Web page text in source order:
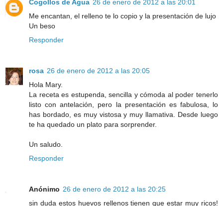
Cogollos de Agua 26 de enero de 2012 a las 20:01
Me encantan, el relleno te lo copio y la presentación de lujo
Un beso
Responder
rosa 26 de enero de 2012 a las 20:05
Hola Mary.
La receta es estupenda, sencilla y cómoda al poder tenerlo
listo con antelación, pero la presentación es fabulosa, lo
has bordado, es muy vistosa y muy llamativa. Desde luego
te ha quedado un plato para sorprender.
Un saludo.
Responder
Anónimo 26 de enero de 2012 a las 20:25
sin duda estos huevos rellenos tienen que estar muy ricos!